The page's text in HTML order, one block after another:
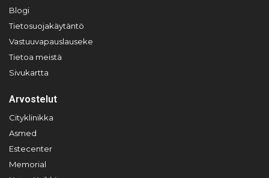
Blogi
Tietosuojakäytäntö
Vastuuvapauslauseke
Tietoa meistä
Sivukartta
Arvostelut
Cityklinikka
Asmed
Estecenter
Memorial